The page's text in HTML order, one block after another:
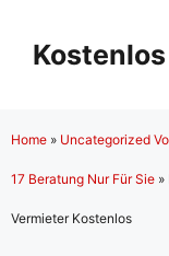
Inhalt
springen
Home » Uncategorized
17 Beratung Nur Für Sie »
Vermieter Kostenlos